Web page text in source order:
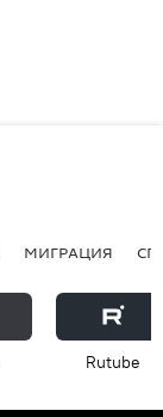
МИГРАЦИЯ
Rutube